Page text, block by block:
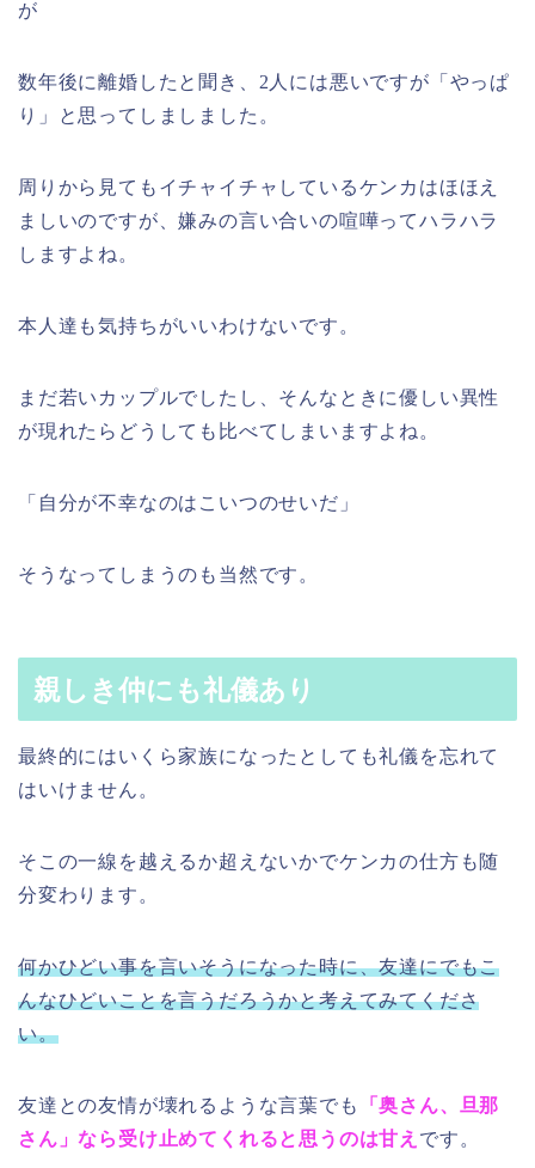
が
数年後に離婚したと聞き、2人には悪いですが「やっぱ
り」と思ってしましました。
周りから見てもイチャイチャしているケンカはほほえ
ましいのですが、嫌みの言い合いの喧嘩ってハラハラ
しますよね。
本人達も気持ちがいいわけないです。
まだ若いカップルでしたし、そんなときに優しい異性
が現れたらどうしても比べてしまいますよね。
「自分が不幸なのはこいつのせいだ」
そうなってしまうのも当然です。
親しき仲にも礼儀あり
最終的にはいくら家族になったとしても礼儀を忘れて
はいけません。
そこの一線を越えるか超えないかでケンカの仕方も随
分変わります。
何かひどい事を言いそうになった時に、友達にでもこ
んなひどいことを言うだろうかと考えてみてくださ
い。
友達との友情が壊れるような言葉でも
「奥さん、旦那
さん」なら受け止めてくれると思うのは甘え です。